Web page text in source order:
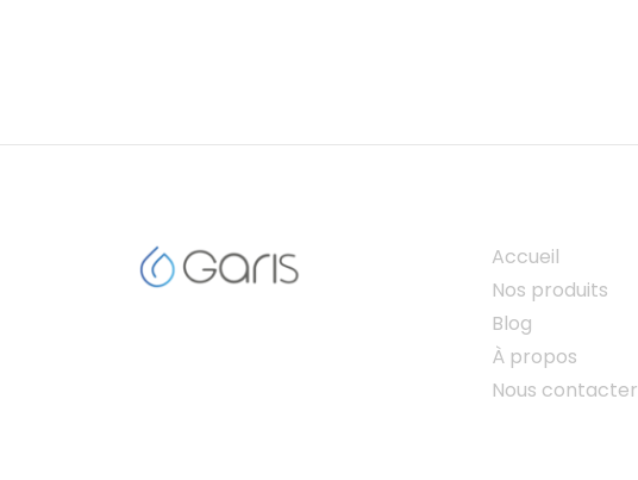
Accueil
Nos produits
Blog
À propos
Nous contacter